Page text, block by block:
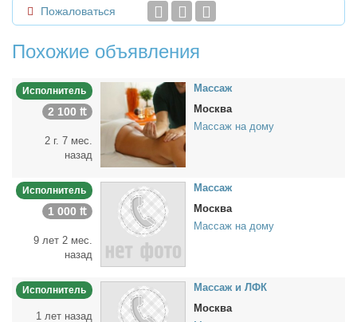
Пожаловаться
Похожие объявления
Исполнитель
2 100 ₶
2 г. 7 мес.
назад
Мас­саж
Москва
Массаж на дому
Исполнитель
1 000 ₶
9 лет 2 мес.
назад
Мас­саж
Москва
Массаж на дому
Исполнитель
1 лет назад
Мас­саж и ЛФК
Москва